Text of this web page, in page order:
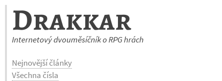
Drakkar
Internetový dvouměsíčník o RPG hrách
Nejnovější články
Všechna čísla